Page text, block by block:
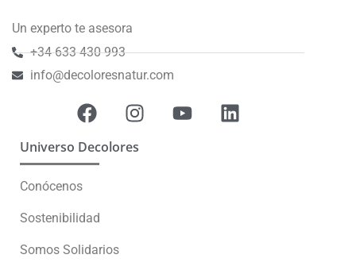
Un experto te asesora
+34 633 430 993
info@decoloresnatur.com
Universo Decolores
Conócenos
Sostenibilidad
Somos Solidarios